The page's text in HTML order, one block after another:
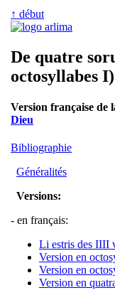
↑ début
De quatre
octosyllabes I)
Version française de
Dieu
Bibliographie
Généralités
Versions:
- en français:
Li estris des IIII
Version en
Version en
Version en